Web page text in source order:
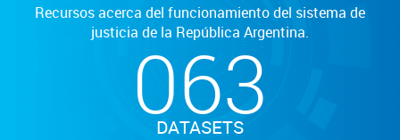
Recursos acerca del funcionamiento del sistema de
justicia de la República Argentina.
063
DATASETS